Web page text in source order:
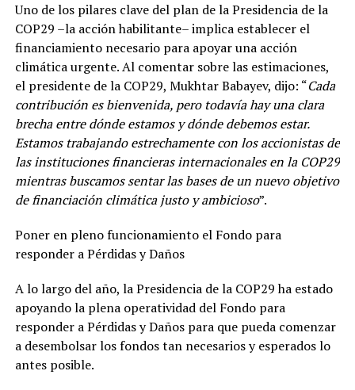
Uno de los pilares clave del plan de la Presidencia de la
COP29 –la acción habilitante– implica establecer el
financiamiento necesario para apoyar una acción
climática urgente. Al comentar sobre las estimaciones,
el presidente de la COP29, Mukhtar Babayev, dijo: “Cada
contribución es bienvenida, pero todavía hay una clara
brecha entre dónde estamos y dónde debemos estar.
Estamos trabajando estrechamente con los accionistas de
las instituciones financieras internacionales en la COP29
mientras buscamos sentar las bases de un nuevo objetivo
de financiación climática justo y ambicioso”.
Poner en pleno funcionamiento el Fondo para
responder a Pérdidas y Daños
A lo largo del año, la Presidencia de la COP29 ha estado
apoyando la plena operatividad del Fondo para
responder a Pérdidas y Daños para que pueda comenzar
a desembolsar los fondos tan necesarios y esperados lo
antes posible.